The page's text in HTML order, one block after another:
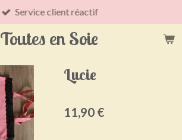
Toutes en Soie
Service client réactif
Lucie
11,90 €